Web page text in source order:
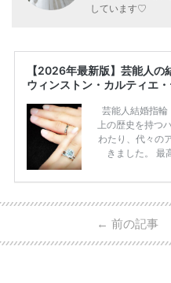
しています♡
【2026年最新版】芸能人
ウィンストン・カルティエ
芸能人結婚指
上の歴史を持つ
わたり、代々の
きました。 最
高品質の宝石を
ん・魔裟斗さ
贈られた指輪は
← 前の記事